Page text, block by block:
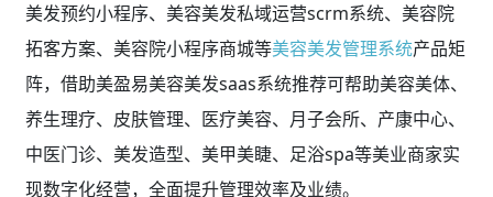
美发预约小程序、美容美发私域运营scrm系统、美容院
拓客方案、美容院小程序商城等美容美发管理系统产品矩
阵，借助美盈易美容美发saas系统推荐可帮助美容美体、
养生理疗、皮肤管理、医疗美容、月子会所、产康中心、
中医门诊、美发造型、美甲美睫、足浴spa等美业商家实
现数字化经营，全面提升管理效率及业绩。